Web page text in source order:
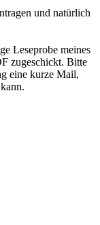
und natürlich
Leseprobe meines
zugeschickt. Bitte
eine kurze Mail,